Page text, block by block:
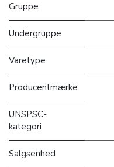
Gruppe
Undergruppe
Varetype
Producentmærke
UNSPSC-
kategori
Salgsenhed